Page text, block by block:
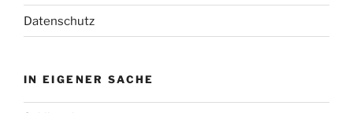
Datenschutz
IN EIGENER SACHE